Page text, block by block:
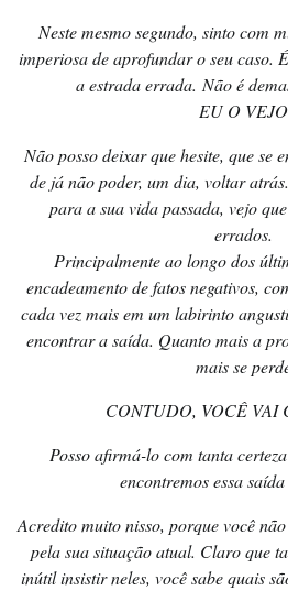
Neste mesmo segundo, sinto com
imperiosa de aprofundar o seu caso.
a estrada errada. Não é
EU O
Não posso deixar que hesite, que se
de já não poder, um dia, voltar
para a sua vida passada, vejo
errados.
Principalmente ao longo dos
encadeamento de fatos negativos,
cada vez mais em um labirinto
encontrar a saída. Quanto mais a
mais se
CONTUDO, VOCÊ VAI
Posso afirmá-lo com tanta
encontremos essa saída
Acredito muito nisso, porque você
pela sua situação atual. Claro que
inútil insistir neles, você sabe quais